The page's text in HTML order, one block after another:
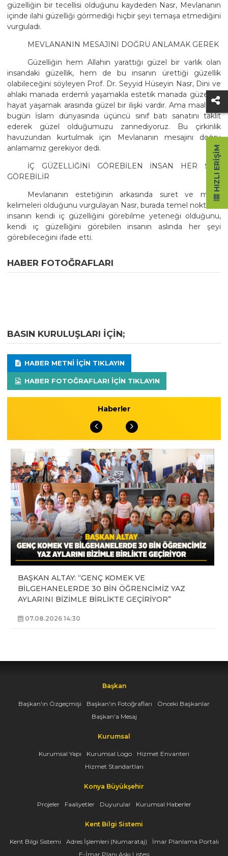
güzelliğin bir tecellisi olduğunu kaydeden Nasr, Mevlananın
içinde ilahi güzelliği görmediği hiçbir şeyi temaşa etmediğini
vurguladı.
MEVLANANIN MESAJINI DOĞRU ANLAMAK GEREK
Güzelliğin hem Allahın yarattığı güzel bir varlık olan
insandaki güzellik, hem de bu insanın ürettiği güzellik
olabileceğini söyleyen Prof. Dr. Seyyid Hüseyin Nasr, Dini ve
ahlaki manada erdemli yaşamakla estetik manada güzel bir
hayat yaşamak arasında güzel bir ilişki vardır. Ama maalesef
bugün İslam dünyasında üçüncü sınıf batı sanatını taklit
ederek güzel olduğumuzu zannediyoruz. Bu çirkinlik
havuzundan kurtulmak için Mevlananın mesajını doğru
anlamamız gerekiyor dedi.
İÇ GÜZELLİĞİNİ GÖREBİLEN İNSAN HER ŞEYİ
GÖREBİLİR
Mevlananın estetiğinin arkasında suret ve mana
kelimeleri olduğunu vurgulayan Nasr, burada temel noktanın
insanın kendi iç güzelliğini görebilme yeteneği olduğunu,
kendi iç güzelliğini görebilen insanın aslında her şeyi
görebileceğini ifade etti.
HABER FOTOĞRAFLARI
BASIN KURULUŞLARI IÇIN;
HABER METNI IÇIN TIKLAYIN
HABER FOTOĞRAFLARI IÇIN TIKLAYIN
Haberler
BAŞKAN ALTAY: “GENÇ KOMEK VE
BİLGEHANELERDE 30 BİN ÖĞRENCİMİZ YAZ
AYLARINI BİZİMLE BİRLİKTE GEÇİRİYOR”
07.08.2026 14:30
Başkan
Başkan'ın Özgeçmişi Başkan'ın Fotoğrafları
Önceki Başkanlar
Başkan'a Mesaj
Kurumsal
Kurumsal Yapı Kurumsal Logo
Hizmet Envanteri
Hizmet Standartları
Konya Büyükşehir
Projeler Faaliyetler Duyurular Kurumsal Haberler
Kent Bilgi Sistemi
Kent Bilgi Sistemi Adres İşlemleri (Numarataj)
İmar Planlama Portalı
E-İmar Planı Askı Listesi
HIZLI ERIŞIM